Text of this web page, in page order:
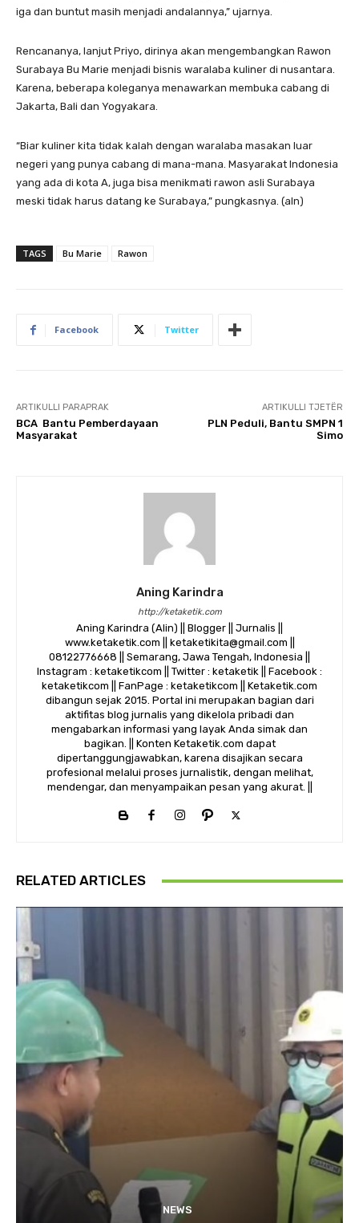
iga dan buntut masih menjadi andalannya,” ujarnya.
Rencananya, lanjut Priyo, dirinya akan mengembangkan Rawon
Surabaya Bu Marie menjadi bisnis waralaba kuliner di nusantara.
Karena, beberapa koleganya menawarkan membuka cabang di
Jakarta, Bali dan Yogyakara.
“Biar kuliner kita tidak kalah dengan waralaba masakan luar
negeri yang punya cabang di mana-mana. Masyarakat Indonesia
yang ada di kota A, juga bisa menikmati rawon asli Surabaya
meski tidak harus datang ke Surabaya,” pungkasnya. (aln)
TAGS Bu Marie Rawon
Facebook Twitter
ARTIKULLI PARAPRAK
BCA Bantu Pemberdayaan
Masyarakat
ARTIKULLI TJETËR
​PLN Peduli, Bantu SMPN 1
Simo
Aning Karindra
http://ketaketik.com
Aning Karindra (Alin) || Blogger || Jurnalis ||
www.ketaketik.com || ketaketikita@gmail.com ||
08122776668 || Semarang, Jawa Tengah, Indonesia ||
Instagram : ketaketikcom || Twitter : ketaketik || Facebook :
ketaketikcom || FanPage : ketaketikcom || Ketaketik.com
dibangun sejak 2015. Portal ini merupakan bagian dari
aktifitas blog jurnalis yang dikelola pribadi dan
mengabarkan informasi yang layak Anda simak dan
bagikan. || Konten Ketaketik.com dapat
dipertanggungjawabkan, karena disajikan secara
profesional melalui proses jurnalistik, dengan melihat,
mendengar, dan menyampaikan pesan yang akurat. ||
RELATED ARTICLES
NEWS